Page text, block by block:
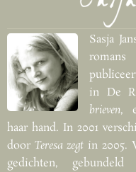
Sasja
romans
in De
brieven,
haar hand. In 2001
door Teresa zegt in 2005.
gedichten,